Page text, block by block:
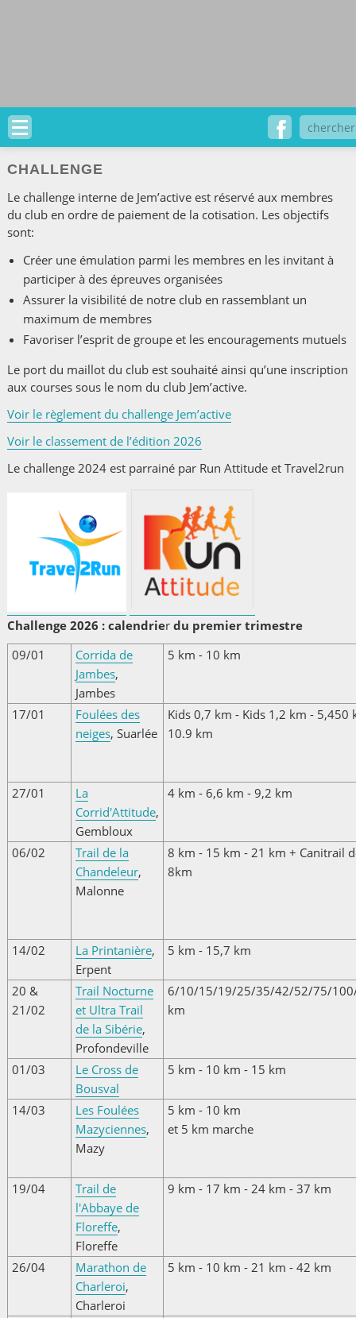
CHALLENGE
Le challenge interne de Jem’active est réservé aux membres
du club en ordre de paiement de la cotisation. Les objectifs
sont:
Créer une émulation parmi les membres en les invitant à
participer à des épreuves organisées
Assurer la visibilité de notre club en rassemblant un
maximum de membres
Favoriser l’esprit de groupe et les encouragements mutuels
Le port du maillot du club est souhaité ainsi qu’une inscription
aux courses sous le nom du club Jem’active.
Voir le règlement du challenge Jem’active
Voir le classement de l’édition 2026
Le challenge 2024 est parrainé par Run Attitude et Travel2run
Challenge 2026 : calendrier du premier trimestre
09/01
Corrida de
Jambes,
Jambes
5 km - 10 km
17/01
Foulées des
neiges, Suarlée
Kids 0,7 km - Kids 1,2 km - 5,450
10.9 km
27/01
La
Corrid'Attitude,
Gembloux
4 km - 6,6 km - 9,2 km
06/02
Trail de la
Chandeleur,
Malonne
8 km - 15 km - 21 km + Canitrail
8km
14/02 La Printanière,
Erpent
5 km - 15,7 km
20 &
21/02
Trail Nocturne
et Ultra Trail
de la Sibérie,
Profondeville
6/10/15/19/25/35/42/52/75/
km
01/03
Le Cross de
Bousval
5 km - 10 km - 15 km
14/03
Les Foulées
Mazyciennes,
Mazy
5 km - 10 km
et 5 km marche
19/04
Trail de
l'Abbaye de
Floreffe,
Floreffe
9 km - 17 km - 24 km - 37 km
26/04
Marathon de
Charleroi,
Charleroi
5 km - 10 km - 21 km - 42 km